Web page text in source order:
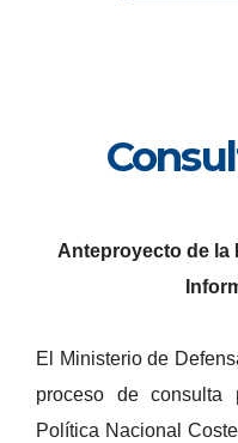
Anteproyecto de la
El Ministerio de
proceso de consulta
Política Nacional